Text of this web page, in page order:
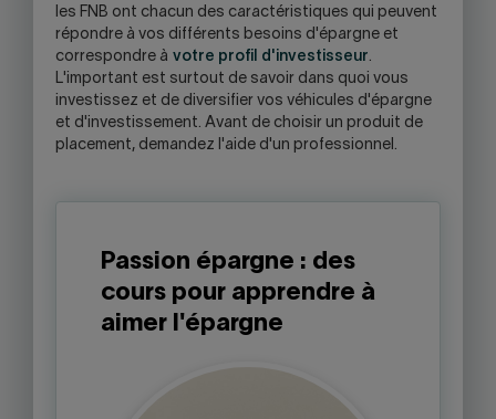
les FNB ont chacun des caractéristiques qui peuvent
répondre à vos différents besoins d'épargne et
correspondre à votre profil d'investisseur.
L'important est surtout de savoir dans quoi vous
investissez et de diversifier vos véhicules d'épargne
et d'investissement. Avant de choisir un produit de
placement, demandez l'aide d'un professionnel.
Passion épargne : des
cours pour apprendre à
aimer l'épargne